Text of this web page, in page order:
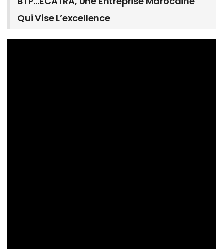
Qui Vise L’excellence